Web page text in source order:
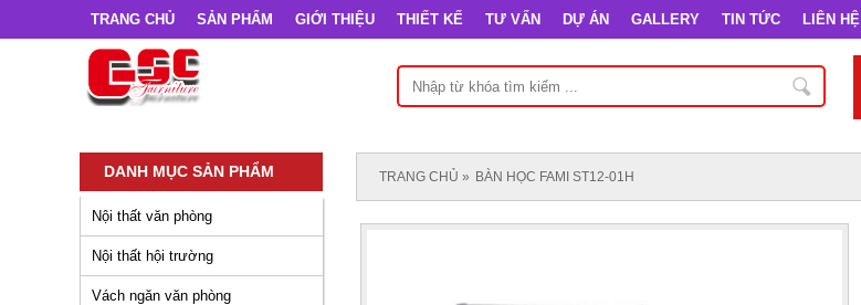
TRANG CHỦ SẢN PHẨM GIỚI THIỆU THIẾT KẾ TƯ VẤN DỰ ÁN GALLERY TIN TỨC LIÊN HỆ
DANH MỤC SẢN PHẨM
Nội thất văn phòng
Nội thất hội trường
Vách ngăn văn phòng
TRANG CHỦ BÀN HỌC FAMI ST12-01H